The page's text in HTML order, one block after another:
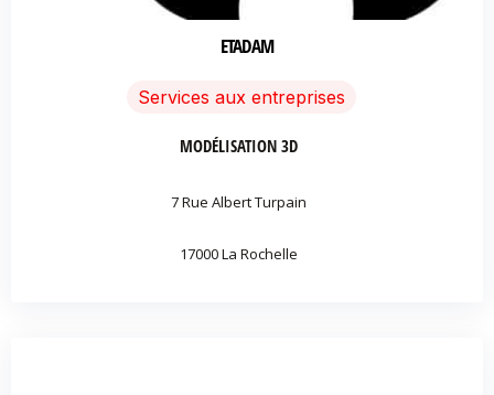
ETADAM
Services aux entreprises
MODÉLISATION 3D
7 Rue Albert Turpain
17000 La Rochelle